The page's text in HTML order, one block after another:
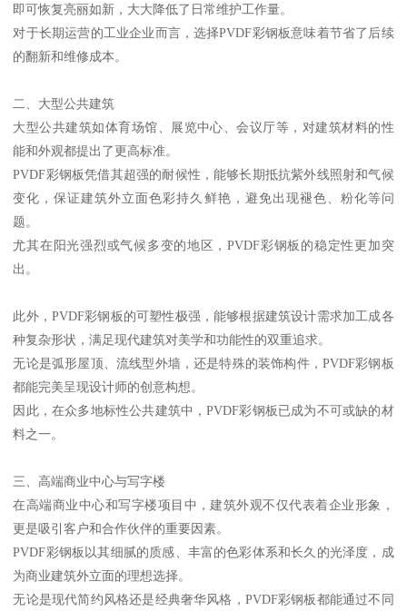
即可恢复亮丽如新，大大降低了日常维护工作量。
对于长期运营的工业企业而言，选择PVDF彩钢板意味着节省了后续
的翻新和维修成本。
二、大型公共建筑
大型公共建筑如体育场馆、展览中心、会议厅等，对建筑材料的性
能和外观都提出了更高标准。
PVDF彩钢板凭借其超强的耐候性，能够长期抵抗紫外线照射和气候
变化，保证建筑外立面色彩持久鲜艳，避免出现褪色、粉化等问
题。
尤其在阳光强烈或气候多变的地区，PVDF彩钢板的稳定性更加突
出。
此外，PVDF彩钢板的可塑性极强，能够根据建筑设计需求加工成各
种复杂形状，满足现代建筑对美学和功能性的双重追求。
无论是弧形屋顶、流线型外墙，还是特殊的装饰构件，PVDF彩钢板
都能完美呈现设计师的创意构想。
因此，在众多地标性公共建筑中，PVDF彩钢板已成为不可或缺的材
料之一。
三、高端商业中心与写字楼
在高端商业中心和写字楼项目中，建筑外观不仅代表着企业形象，
更是吸引客户和合作伙伴的重要因素。
PVDF彩钢板以其细腻的质感、丰富的色彩体系和长久的光泽度，成
为商业建筑外立面的理想选择。
无论是现代简约风格还是经典奢华风格，PVDF彩钢板都能通过不同